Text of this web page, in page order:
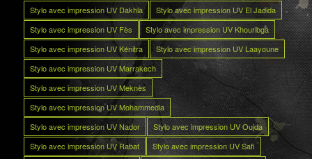
Stylo avec impression UV Dakhla
Stylo avec impression UV El Jadida
Stylo avec impression UV Fès
Stylo avec impression UV Khouribga
Stylo avec impression UV Kénitra
Stylo avec impression UV Laayoune
Stylo avec impression UV Marrakech
Stylo avec impression UV Meknès
Stylo avec impression UV Mohammedia
Stylo avec impression UV Nador
Stylo avec impression UV Oujda
Stylo avec impression UV Rabat
Stylo avec impression UV Safi